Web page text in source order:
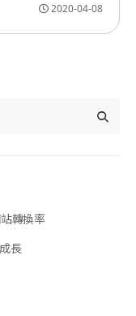
2020-04-08
轉換率
長